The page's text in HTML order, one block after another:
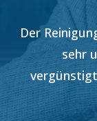
Der
sehr